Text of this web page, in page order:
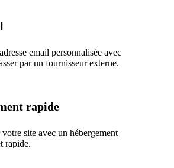
email personnalisée avec
par un fournisseur externe.
rapide
site avec un hébergement
rapide.